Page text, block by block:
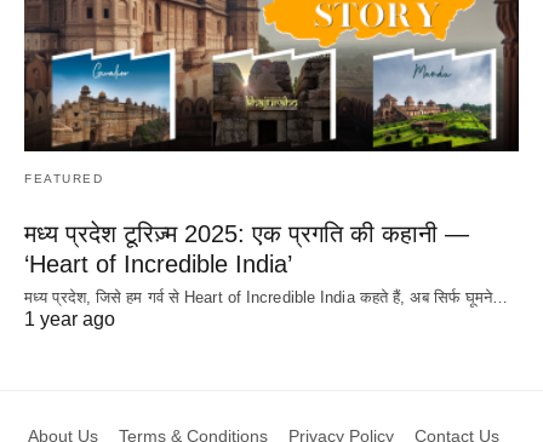
FEATURED
मध्य प्रदेश टूरिज़्म 2025: एक प्रगति की कहानी —
‘Heart of Incredible India’
मध्य प्रदेश, जिसे हम गर्व से Heart of Incredible India कहते हैं, अब सिर्फ घूमने…
1 year ago
About Us Terms & Conditions Privacy Policy Contact Us